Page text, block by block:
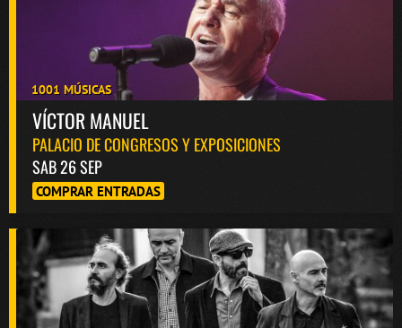
1001 MÚSICAS
VÍCTOR MANUEL
PALACIO DE CONGRESOS Y EXPOSICIONES
SAB 26 SEP
COMPRAR ENTRADAS